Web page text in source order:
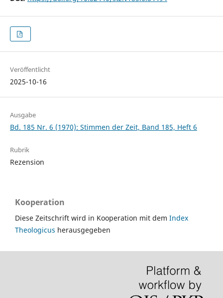
Veröffentlicht
2025-10-16
Ausgabe
Bd. 185 Nr. 6 (1970): Stimmen der Zeit, Band 185, Heft 6
Rubrik
Rezension
Kooperation
Diese Zeitschrift wird in Kooperation mit dem Index
Theologicus herausgegeben